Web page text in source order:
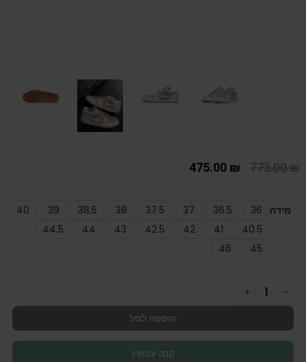
775.00₪
475.00 ₪
מידה 36
36.5
37
37.5
38
38.5
39
40
40.5
41
42
42.5
43
44
44.5
45
46
הוספה לסל
קנה עכשיו